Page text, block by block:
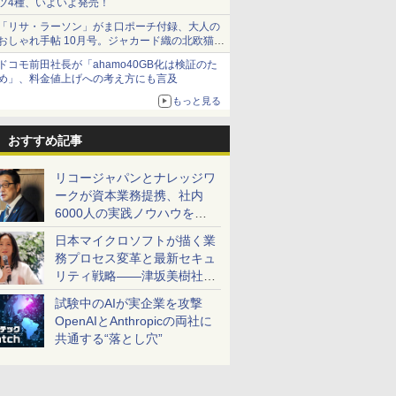
4種、いよいよ発売！
リサ・ラーソン」がま口ポーチ付録、大人の
しゃれ手帖 10月号。ジャカード織の北欧猫デ
イン
コモ前田社長が「ahamo40GB化は検証のた
」、料金値上げへの考え方にも言及
もっと見る
おすすめ記事
リコージャパンとナレッジワ
ークが資本業務提携、社内
6000人の実践ノウハウを生
かした「AI商談記録 for
RICOH」を展開へ
日本マイクロソフトが描く業
務プロセス変革と最新セキュ
リティ戦略――津坂美樹社長
が2027年度戦略を説明
試験中のAIが実企業を攻撃
OpenAIとAnthropicの両社に
共通する“落とし穴”